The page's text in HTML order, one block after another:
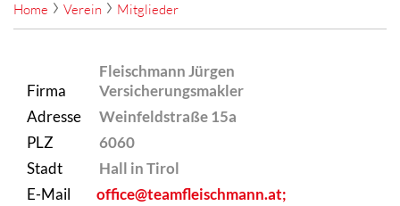
Home Verein Mitglieder
Firma
Fleischmann Jürgen
Versicherungsmakler
Adresse
Weinfeldstraße 15a
PLZ
6060
Stadt
Hall in Tirol
E-Mail
office@teamfleischmann.at;